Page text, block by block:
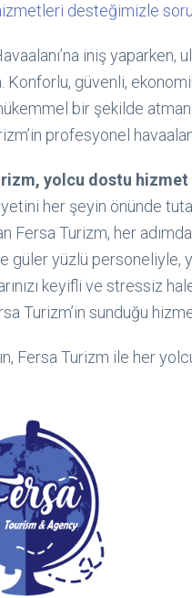
desteğimizle
iniş yaparken,
Konforlu, güvenli,
bir şekilde
profesyonel
yolcu dostu hizmet
her şeyin önünde
Fersa Turizm, her
güler yüzlü personeliyle,
keyifli ve stressiz
Turizm’in sunduğu
Fersa Turizm ile her